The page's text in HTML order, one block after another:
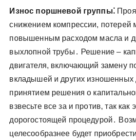
Износ поршневой группы⁚
снижением компрессии, потерей
повышенным расходом масла и
выхлопной трубы․ Решение –
двигателя, включающий замену
вкладышей и других изношенных
принятием решения о
взвесьте все за и против, так как
дорогостоящей процедурой․
целесообразнее будет